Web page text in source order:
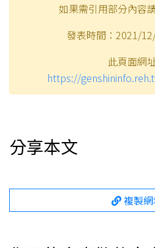
如果需引用部分內容
發表時間：2021/
此頁面網
https://
分享本文
複製